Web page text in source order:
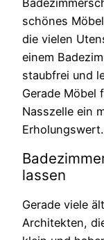
schönes
die vielen
einem
staubfrei und
Gerade Möbel
Nasszelle ein
Erholungswert.
lassen
Gerade viele
Architekten,